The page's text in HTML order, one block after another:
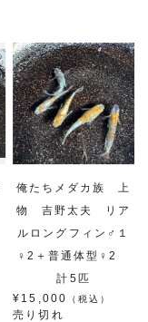
俺たちメダカ族 上
物 吉野太夫 リア
ルロングフィン♂１
♀2＋普通体型♀2
計5匹
¥15,000
（税込）
売り切れ